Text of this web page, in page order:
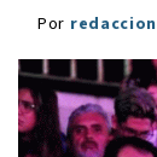
Por redaccion